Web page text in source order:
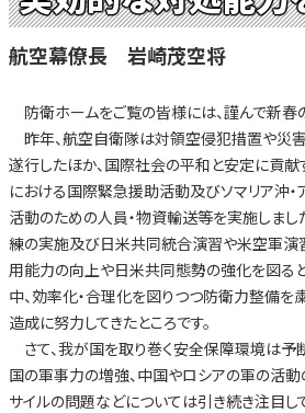
航空幕僚長 岩崎茂空将
防衛ホームをご覧の皆様には、謹んで新春
昨年、航空自衛隊は対領空侵犯措置や災
遂行したほか、国際社会の平和と安定に貢献
における国際緊急援助活動及びソマリア沖
活動のための人員・物資輸送等を実施しまし
練の実施及び日米共同統合演習や米空軍演
用能力の向上や日米共同態勢の強化を図る
中、効率化・合理化を図りつつ防衛力整備
造成に努力してきたところです。
さて、我が国を取り巻く安全保障環境は予
国の軍事力の増強、中国やロシアの軍の活
サイルの問題などについては引き続き注目し